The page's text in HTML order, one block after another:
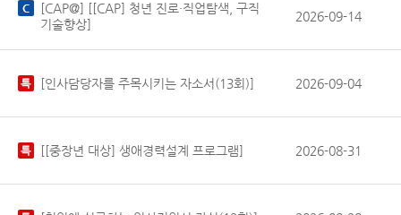
[CAP@] [[CAP] 청년 진로·직업탐색, 구직
기술향상]
2026-09-14
[인사담당자를 주목시키는 자소서(13회)] 2026-09-04
[[중장년 대상] 생애경력설계 프로그램] 2026-08-31